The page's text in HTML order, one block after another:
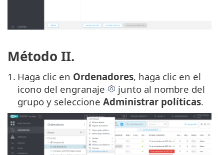
Método II.
1. Haga clic en Ordenadores, haga clic en el
icono del engranaje
junto al nombre del
grupo y seleccione Administrar políticas.